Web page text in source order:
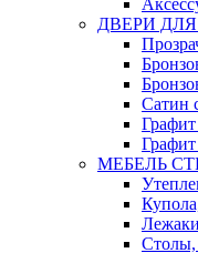
ДВЕРИ
Сатин
Графит
Графит
МЕБЕЛЬ
Столы,